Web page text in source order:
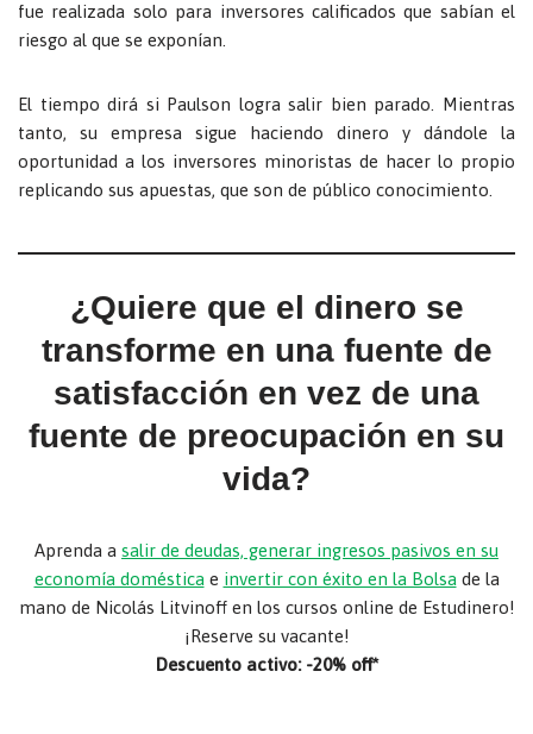
fue realizada solo para inversores calificados que sabían el
riesgo al que se exponían.
El tiempo dirá si Paulson logra salir bien parado. Mientras
tanto, su empresa sigue haciendo dinero y dándole la
oportunidad a los inversores minoristas de hacer lo propio
replicando sus apuestas, que son de público conocimiento.
¿Quiere que el dinero se
transforme en una fuente de
satisfacción en vez de una
fuente de preocupación en su
vida?
Aprenda a salir de deudas, generar ingresos pasivos en su
economía doméstica e invertir con éxito en la Bolsa de la
mano de Nicolás Litvinoff en los cursos online de Estudinero!
¡Reserve su vacante!
Descuento activo: -20% off*